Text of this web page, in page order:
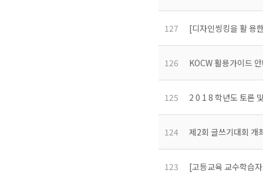
127 [디자인씽킹을 활 용
126 KOCW 활용가이드
125 2 0 1 8 학년도 토론
124 제2회 글쓰기대회 개
123 [고등교육 교수학습